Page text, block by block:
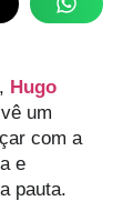
Hugo
um
com a
e
pauta.